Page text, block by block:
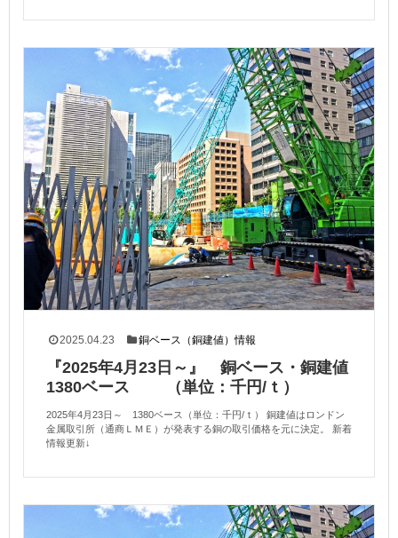
2025.04.23 銅ベース（銅建値）情報
『2025年4月23日～』 銅ベース・銅建値
1380ベース （単位：千円/ｔ）
2025年4月23日～ 1380ベース（単位：千円/ｔ） 銅建値はロンドン
金属取引所（通商ＬＭＥ）が発表する銅の取引価格を元に決定。 新着
情報更新↓